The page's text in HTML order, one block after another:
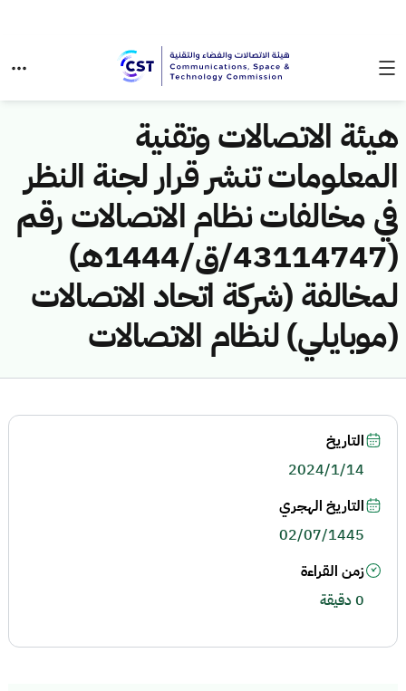
هيئة الاتصالات وتقنية
المعلومات تنشر قرار لجنة النظر
في مخالفات نظام الاتصالات رقم
(43114747/ق/1444هـ)
لمخالفة (شركة اتحاد الاتصالات
(موبايلي) لنظام الاتصالات
التاريخ
2024/1/14
التاريخ الهجري
02/07/1445
زمن القراءة
0 دقيقة